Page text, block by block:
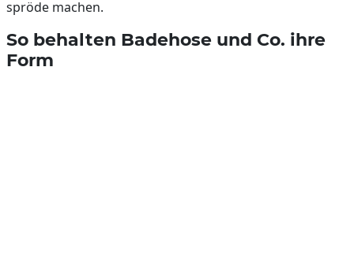
spröde machen.
So behalten Badehose und Co. ihre
Form